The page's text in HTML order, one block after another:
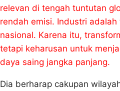
relevan di tengah tuntutan
rendah emisi. Industri
nasional. Karena itu,
tetapi keharusan untuk
daya saing jangka panjang.
Dia berharap cakupan